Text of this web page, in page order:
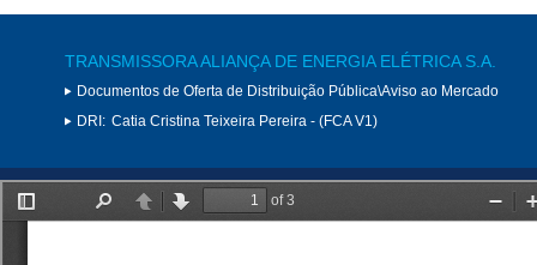
TRANSMISSORA ALIANÇA DE ENERGIA ELÉTRICA S.A.
Documentos de Oferta de Distribuição Pública\Aviso ao Mercado
DRI: Catia Cristina Teixeira Pereira - (FCA V1)